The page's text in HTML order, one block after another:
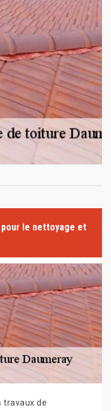
le nettoyage et
travaux de